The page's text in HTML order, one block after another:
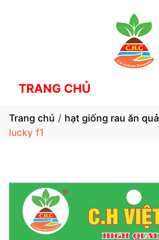
TRANG CHỦ
Trang chủ / hạt giống rau ăn quả
lucky f1